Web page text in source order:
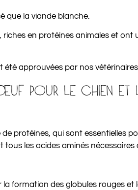
que la viande blanche.
en protéines animales et ont
été approuvées par nos
POUR LE CHIEN ET
protéines, qui sont essentielles
les acides aminés
formation des globules rouges et